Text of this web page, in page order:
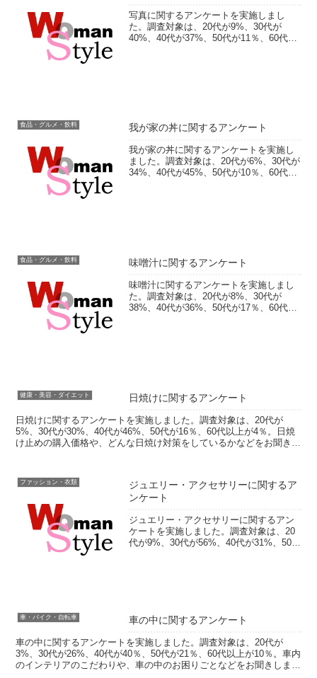
写真に関するアンケートを実施しまし
た。調査対象は、20代が9%、30代が
40%、40代が37%、50代が11％、60代が
食品・グルメ・飲料 我が家の丼に関するアンケート
我が家の丼に関するアンケートを実施し
ました。調査対象は、20代が6%、30代が
34%、40代が45%、50代が10％、60代以
食品・グルメ・飲料 味噌汁に関するアンケート
味噌汁に関するアンケートを実施しまし
た。調査対象は、20代が8%、30代が
38%、40代が36%、50代が17％、60代以
健康・美容・ダイエット 日焼けに関するアンケート
日焼けに関するアンケートを実施しました。調査対象は、20代が
5%、30代が30%、40代が46%、50代が16％、60代以上が4％。日焼
け止めの購入価格や、どんな日焼け対策をしているかなどをお聞きし
ファッション・衣類
ジュエリー・アクセサリーに関するア
ンケート
ジュエリー・アクセサリーに関するアン
ケートを実施しました。調査対象は、20
代が9%、30代が56%、40代が31%、50代
車・バイク・自転車 車の中に関するアンケート
車の中に関するアンケートを実施しました。調査対象は、20代が
3%、30代が26%、40代が40％、50代が21％、60代以上が10％。車内
のインテリアのこだわりや、車の中のお困りごとなどをお聞きしまし